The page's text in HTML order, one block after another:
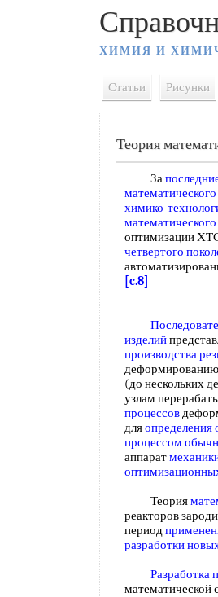
ХИМИЯ И
Статьи Рисунки
Теория
За
химико-
оптимизации
четвертого
[c.8]
изделий
производства
(до нескольких
узлам
процессов
дляопределения
процессом
аппарат
Теория
реакторов
период
разработки
Разработка
математической